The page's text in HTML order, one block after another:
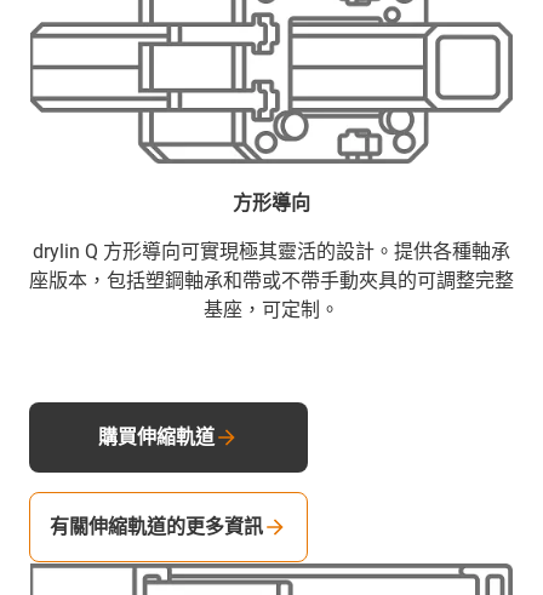
方形導向
drylin Q 方形導向可實現極其靈活的設計。提供各種軸承
座版本，包括塑鋼軸承和帶或不帶手動夾具的可調整完整
基座，可定制。
購買伸縮軌道
有關伸縮軌道的更多資訊